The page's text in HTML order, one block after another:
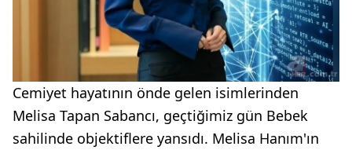
Cemiyet hayatının önde gelen isimlerinden
Melisa Tapan Sabancı, geçtiğimiz gün Bebek
sahilinde objektiflere yansıdı. Melisa Hanım'ın